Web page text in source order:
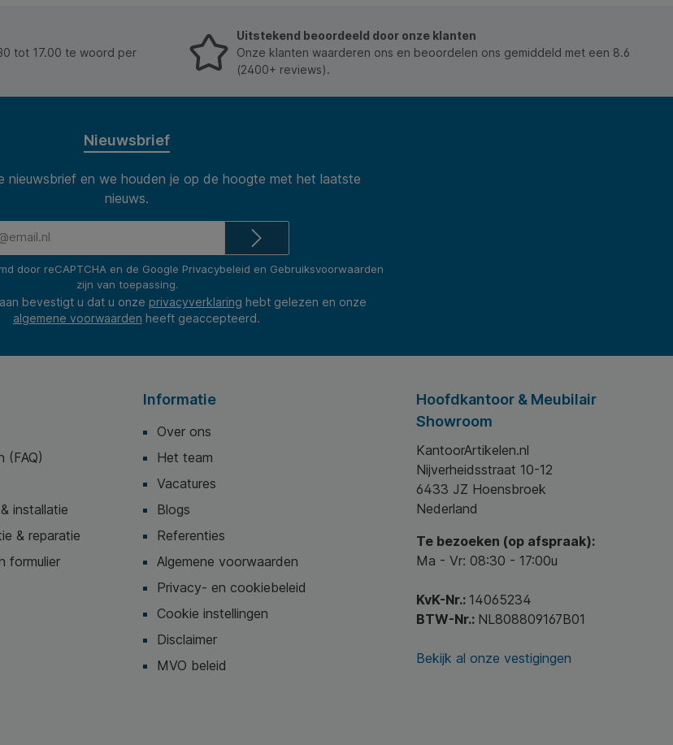
ribbels. * Gum: geïntegreerd onder drukknop.
tot 17.00 te woord per
Uitstekend beoordeeld door onze klanten
Onze klanten waarderen ons en beoordelen ons gemiddeld met een 8.6
(2400+ reviews).
Nieuwsbrief
nieuwsbrief en we houden je op de hoogte met het laatste
nieuws.
door reCAPTCHA en de Google Privacybeleid en Gebruiksvoorwaarden
zijn van toepassing.
bevestigt u dat u onze privacyverklaring hebt gelezen en onze
algemene voorwaarden heeft geaccepteerd.
(FAQ)
installatie
& reparatie
formulier
Informatie
Over ons
Het team
Vacatures
Blogs
Referenties
Algemene voorwaarden
Privacy- en cookiebeleid
Cookie instellingen
Disclaimer
MVO beleid
Hoofdkantoor & Meubilair
Showroom
KantoorArtikelen.nl
Nijverheidsstraat 10-12
6433 JZ Hoensbroek
Nederland
Te bezoeken (op afspraak):
Ma - Vr: 08:30 - 17:00u
KvK-Nr.: 14065234
BTW-Nr.: NL808809167B01
Bekijk al onze vestigingen